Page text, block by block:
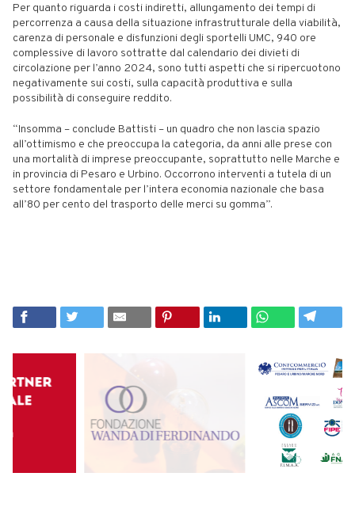
Per quanto riguarda i costi indiretti, allungamento dei tempi di
percorrenza a causa della situazione infrastrutturale della viabilità,
carenza di personale e disfunzioni degli sportelli UMC, 940 ore
complessive di lavoro sottratte dal calendario dei divieti di
circolazione per l’anno 2024, sono tutti aspetti che si ripercuotono
negativamente sui costi, sulla capacità produttiva e sulla
possibilità di conseguire reddito.
“Insomma – conclude Battisti – un quadro che non lascia spazio
all’ottimismo e che preoccupa la categoria, da anni alle prese con
una mortalità di imprese preoccupante, soprattutto nelle Marche e
in provincia di Pesaro e Urbino. Occorrono interventi a tutela di un
settore fondamentale per l’intera economia nazionale che basa
all’80 per cento del trasporto delle merci su gomma”.